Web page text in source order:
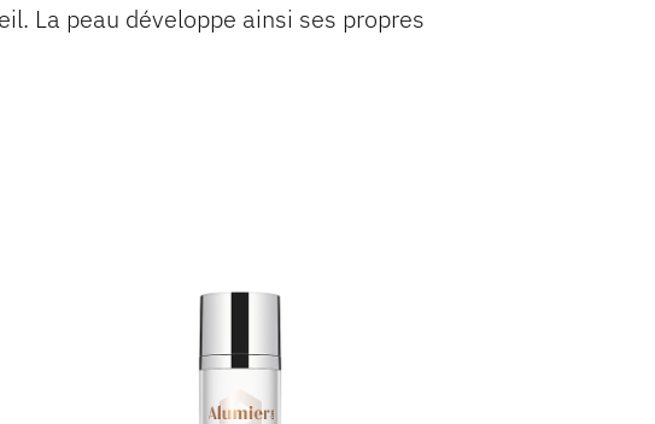
La peau développe ainsi ses propres